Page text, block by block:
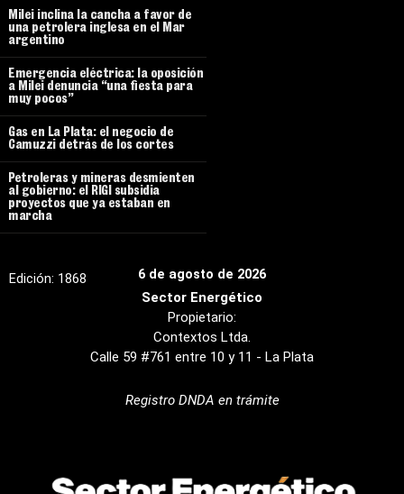
6 de agosto de 2026
Edición: 1868
Sector Energético
Propietario:
Contextos Ltda.
Calle 59 #761 entre 10 y 11 - La Plata
Registro DNDA en trámite
Milei inclina la cancha a favor de
una petrolera inglesa en el Mar
argentino
Emergencia eléctrica: la oposición
a Milei denuncia “una fiesta para
muy pocos”
Gas en La Plata: el negocio de
Camuzzi detrás de los cortes
Petroleras y mineras desmienten
al gobierno: el RIGI subsidia
proyectos que ya estaban en
marcha